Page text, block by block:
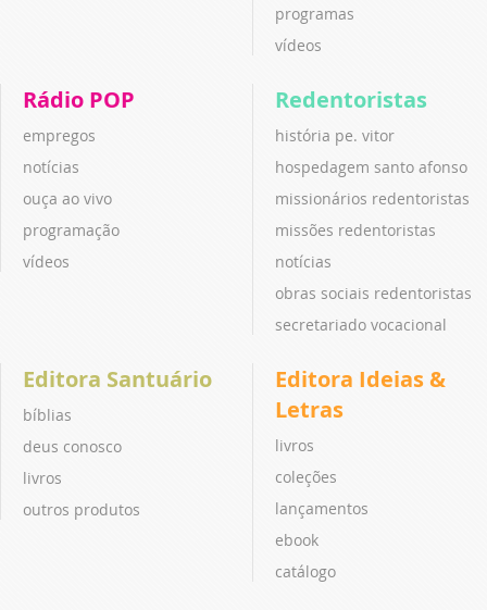
programas
vídeos
Rádio POP
empregos
notícias
ouça ao vivo
programação
vídeos
Redentoristas
história pe. vitor
hospedagem santo afonso
missionários redentoristas
missões redentoristas
notícias
obras sociais redentoristas
secretariado vocacional
Editora Santuário
bíblias
deus conosco
livros
outros produtos
Editora Ideias &
Letras
livros
coleções
lançamentos
ebook
catálogo